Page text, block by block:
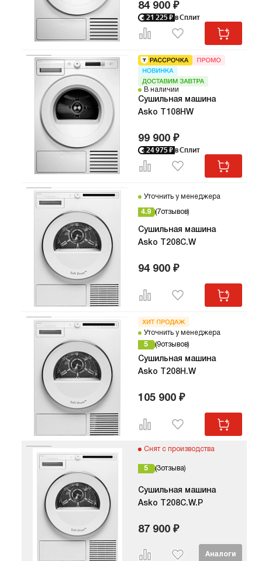
84 900 ₽
21 225 ₽ в Сплит
В наличии
Сушильная машина
Asko T108HW
99 900 ₽
24 975 ₽ в Сплит
Уточнить у менеджера
4.9 7отзывов
Сушильная машина
Asko T208C.W
94 900 ₽
Уточнить у менеджера
5
9отзывов
Сушильная машина
Asko T208H.W
105 900 ₽
Снят с производства
5 3отзыва
Сушильная машина
Asko T208C.W.P
87 900 ₽